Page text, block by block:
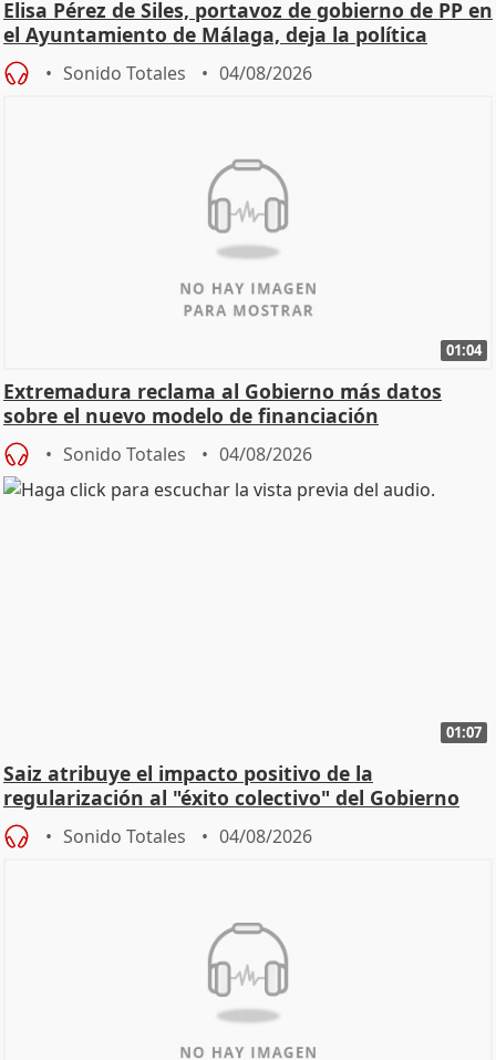
Elisa Pérez de Siles, portavoz de gobierno de PP en
el Ayuntamiento de Málaga, deja la política
Sonido Totales 04/08/2026
01:04
Extremadura reclama al Gobierno más datos
sobre el nuevo modelo de financiación
Sonido Totales 04/08/2026
01:07
Saiz atribuye el impacto positivo de la
regularización al "éxito colectivo" del Gobierno
Sonido Totales 04/08/2026